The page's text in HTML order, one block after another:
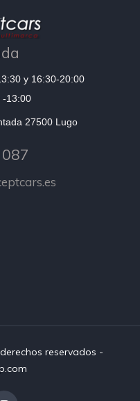
y 16:30-20:00
-13:00
27500 Lugo
reservados -